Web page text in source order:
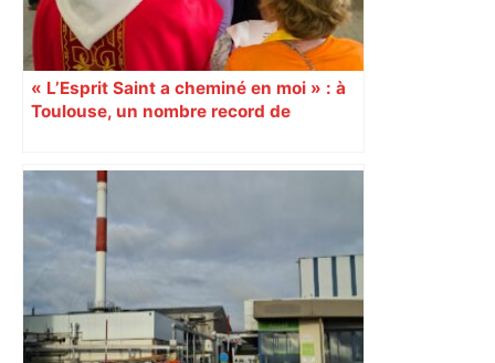
« L’Esprit Saint a cheminé en moi » : à
Toulouse, un nombre record de
1 000 jeunes et adultes qui ont reçu la
confirmation, se sont rassemblées
dimanche 8 juin, au Parc des
expositions de Toulouse. Un
événement diocésain hors norme. 9
juin Reportage